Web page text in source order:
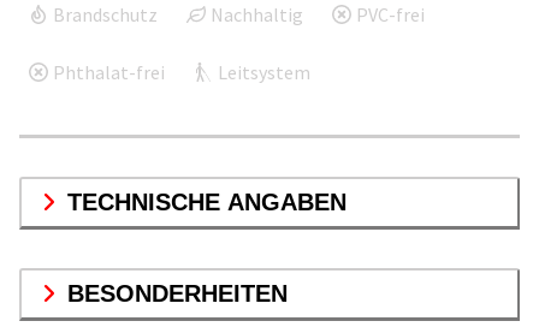
Brandschutz Nachhaltig PVC-frei
Phthalat-frei Leitsystem
TECHNISCHE ANGABEN
BESONDERHEITEN